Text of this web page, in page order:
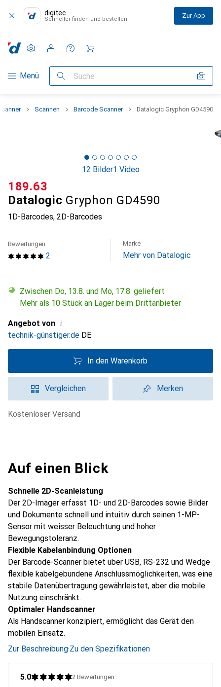
digitec
Schneller finden und bestellen Zur App
Navigation nach Kategorien
Menü Suche
Einstellungen
Kundenkonto
Vergleichslisten
Merklisten
Warenkorb
Scannen Barcode Scanner Datalogic Gryphon GD4590
12 Bilder1 Video
Datalogic Gryphon GD4590
1D-Barcodes, 2D-Barcodes
CHF
189.63
2
Bewertungen Marke
Mehr von Datalogic
Zwischen Do, 13.8. und Mo, 17.8. geliefert
Mehr als 10 Stück an Lager beim Drittanbieter
Angebot von i
technik-günstiger.de DE
In den Warenkorb
Vergleichen Merken
kostenloser Versand
Auf einen Blick
Schnelle 2D-Scanleistung
Der 2D-Imager erfasst 1D- und 2D-Barcodes sowie Bilder
und Dokumente schnell und intuitiv durch seinen 1-MP-
Sensor mit weisser Beleuchtung und hoher
Bewegungstoleranz.
Flexible Kabelanbindung Optionen
Der Barcode-Scanner bietet über USB, RS-232 und Wedge
flexible kabelgebundene Anschlussmöglichkeiten, was eine
stabile Datenübertragung gewährleistet, aber die mobile
Nutzung einschränkt.
Optimaler Handscanner
Als Handscanner konzipiert, ermöglicht das Gerät den
mobilen Einsatz.
Zur Beschreibung·Zu den Spezifikationen
5.0 2 Bewertungen